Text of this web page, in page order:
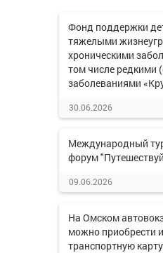
Фонд поддержки
тяжелыми
хроническими
том числе
заболеваниями
30.06.2026
Международный
форум
09.06.2026
На Омском
можно приобрести
транспортную